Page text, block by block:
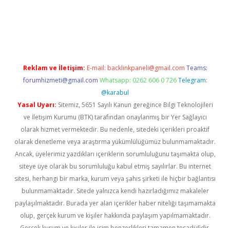
Reklam ve İletişim: E-mail: backlinkpaneli@gmail.com Teams:
forumhizmeti@gmail.com Whatsapp: 0262 606 0 726 Telegram:
@karabul
Yasal Uyarı: Sitemiz, 5651 Sayılı Kanun gereğince Bilgi Teknolojileri
ve İletişim Kurumu (BTK) tarafından onaylanmış bir Yer Sağlayıcı
olarak hizmet vermektedir. Bu nedenle, sitedeki içerikleri proaktif
olarak denetleme veya araştırma yükümlülüğümüz bulunmamaktadır.
Ancak, üyelerimiz yazdıkları içeriklerin sorumluluğunu taşımakta olup,
siteye üye olarak bu sorumluluğu kabul etmiş sayılırlar. Bu internet
sitesi, herhangi bir marka, kurum veya şahıs şirketi ile hiçbir bağlantısı
bulunmamaktadır. Sitede yalnızca kendi hazırladığımız makaleler
paylaşılmaktadır. Burada yer alan içerikler haber niteliği taşımamakta
olup, gerçek kurum ve kişiler hakkında paylaşım yapılmamaktadır.